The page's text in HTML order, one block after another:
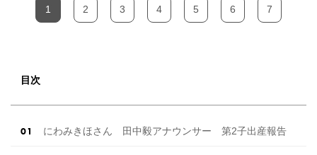
1 2 3 4 5 6 7
目次
にわみきほさん 田中毅アナウンサー 第2子出産報告